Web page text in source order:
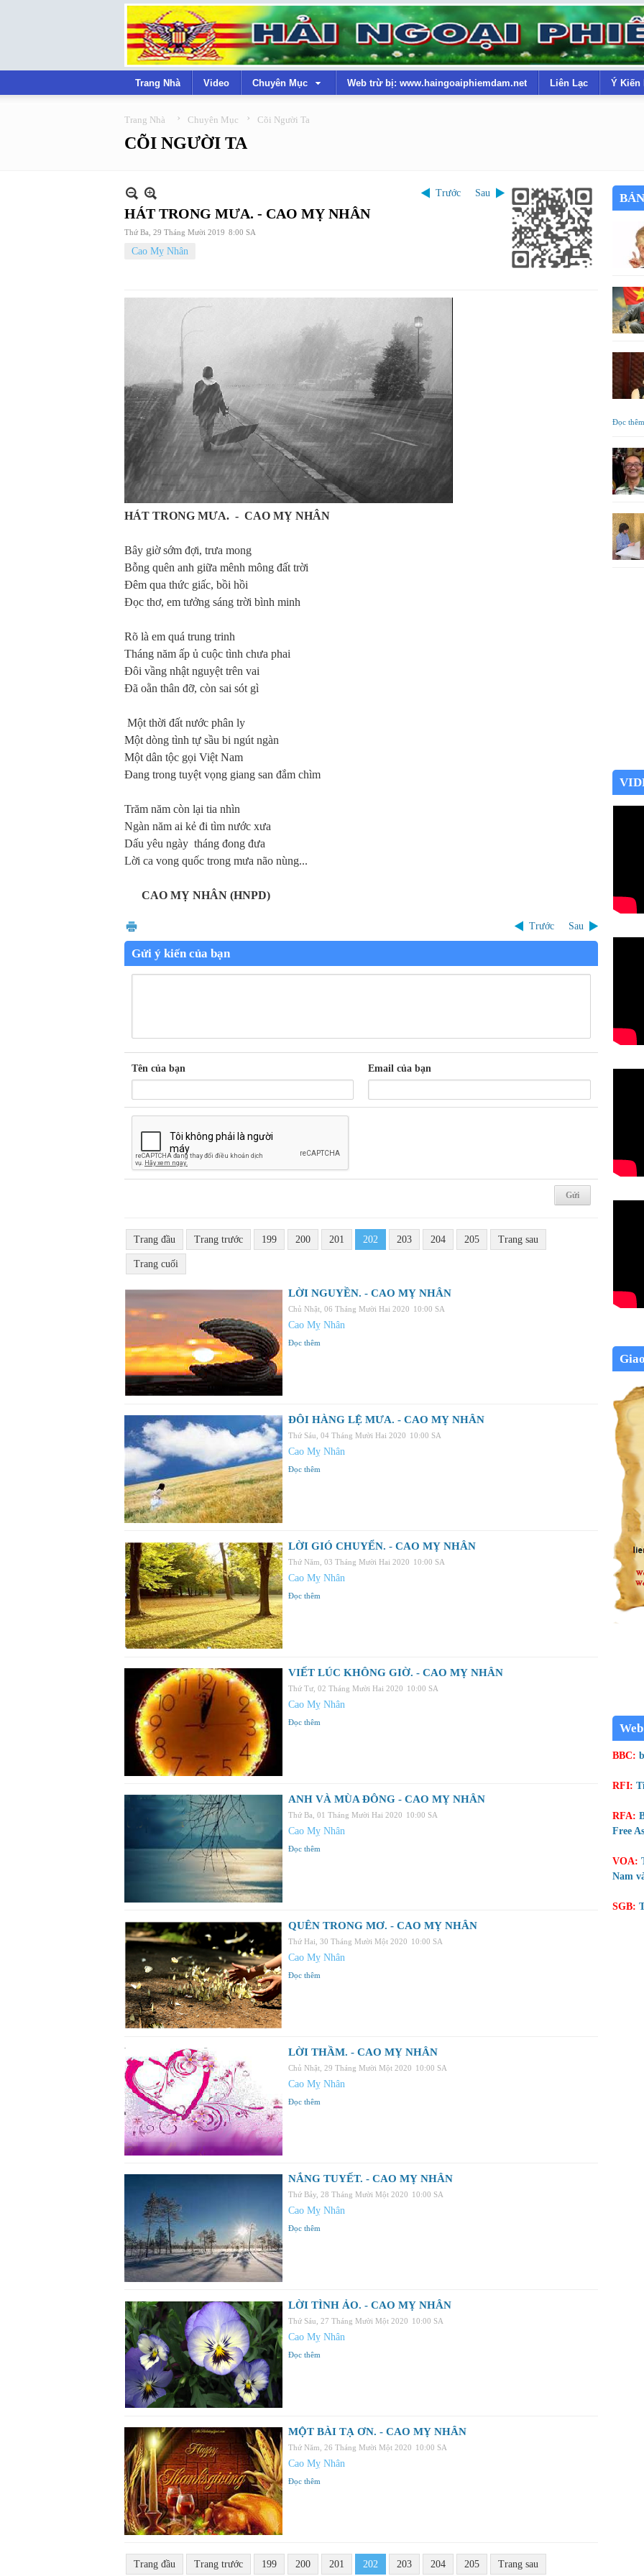
Trang Nhà Video Chuyên Mục Web trừ bị: www.haingoaiphiemdam.net Liên Lạc Ý Kiến
Trang Nhà › Chuyên Mục › Cõi Người Ta
CÕI NGƯỜI TA
Trước Sau
HÁT TRONG MƯA. - CAO MỴ NHÂN
Thứ Ba, 29 Tháng Mười 2019 8:00 SA
Cao Mỵ Nhân
HÁT TRONG MƯA. - CAO MỴ NHÂN
Bây giờ sớm đợi, trưa mong
Bỗng quên anh giữa mênh mông đất trời
Đêm qua thức giấc, bồi hồi
Đọc thơ, em tưởng sáng trời bình minh
Rõ là em quá trung trinh
Tháng năm ấp ủ cuộc tình chưa phai
Đôi vầng nhật nguyệt trên vai
Đã oằn thân đỡ, còn sai sót gì
Một thời đất nước phân ly
Một dòng tình tự sầu bi ngút ngàn
Một dân tộc gọi Việt Nam
Đang trong tuyệt vọng giang san đắm chìm
Trăm năm còn lại tia nhìn
Ngàn năm ai kẻ đi tìm nước xưa
Dấu yêu ngày tháng đong đưa
Lời ca vong quốc trong mưa não nùng...
CAO MỴ NHÂN (HNPD)
Trước Sau
Gửi ý kiến của bạn
Tên của bạn Email của bạn
Trang đầu Trang trước 199 200 201 202 203 204 205 Trang sau
Trang cuối
LỜI NGUYỀN. - CAO MỴ NHÂN
Chủ Nhật, 06 Tháng Mười Hai 2020 10:00 SA
Cao Mỵ Nhân
Đọc thêm
ĐÔI HÀNG LỆ MƯA. - CAO MỴ NHÂN
Thứ Sáu, 04 Tháng Mười Hai 2020 10:00 SA
Cao Mỵ Nhân
Đọc thêm
LỜI GIÓ CHUYỂN. - CAO MỴ NHÂN
Thứ Năm, 03 Tháng Mười Hai 2020 10:00 SA
Cao Mỵ Nhân
Đọc thêm
VIẾT LÚC KHÔNG GIỜ. - CAO MỴ NHÂN
Thứ Tư, 02 Tháng Mười Hai 2020 10:00 SA
Cao Mỵ Nhân
Đọc thêm
ANH VÀ MÙA ĐÔNG - CAO MỴ NHÂN
Thứ Ba, 01 Tháng Mười Hai 2020 10:00 SA
Cao Mỵ Nhân
Đọc thêm
QUÊN TRONG MƠ. - CAO MỴ NHÂN
Thứ Hai, 30 Tháng Mười Một 2020 10:00 SA
Cao Mỵ Nhân
Đọc thêm
LỜI THẦM. - CAO MỴ NHÂN
Chủ Nhật, 29 Tháng Mười Một 2020 10:00 SA
Cao Mỵ Nhân
Đọc thêm
NẮNG TUYẾT. - CAO MỴ NHÂN
Thứ Bảy, 28 Tháng Mười Một 2020 10:00 SA
Cao Mỵ Nhân
Đọc thêm
LỜI TÌNH ẢO. - CAO MỴ NHÂN
Thứ Sáu, 27 Tháng Mười Một 2020 10:00 SA
Cao Mỵ Nhân
Đọc thêm
MỘT BÀI TẠ ƠN. - CAO MỴ NHÂN
Thứ Năm, 26 Tháng Mười Một 2020 10:00 SA
Cao Mỵ Nhân
Đọc thêm
Trang đầu Trang trước 199 200 201 202 203 204 205 Trang sau
Đọc thêm
BBC:
RFI:
RFA:
Free
VOA:
Nam
SGB: